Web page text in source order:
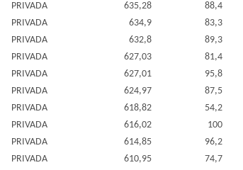
PRIVADA 635,28
88,4
PRIVADA 634,9
83,3
PRIVADA 632,8
89,3
PRIVADA 627,03
81,4
PRIVADA 627,01
95,8
PRIVADA 624,97
87,5
PRIVADA 618,82
54,2
PRIVADA 616,02
100
PRIVADA 614,85
96,2
PRIVADA 610,95
74,7